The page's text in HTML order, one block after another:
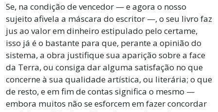
Se, na condição de vencedor — e agora o nosso
sujeito afivela a máscara do escritor —, o seu livro faz
jus ao valor em dinheiro estipulado pelo certame,
isso já é o bastante para que, perante a opinião do
sistema, a obra justifique sua aparição sobre a face
da Terra, ou consiga dar alguma satisfação no que
concerne à sua qualidade artística, ou literária; o que
de resto, e em fim de contas significa o mesmo —
embora muitos não se esforcem em fazer concordar